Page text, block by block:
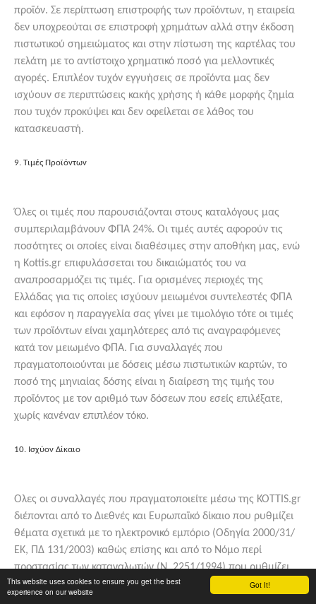
Got It!
This website uses cookies to ensure you get the best
experience on our website
προϊόν. Σε περίπτωση επιστροφής των προϊόντων, η εταιρεία
δεν υποχρεούται σε επιστροφή χρημάτων αλλά στην έκδοση
πιστωτικού σημειώματος και στην πίστωση της καρτέλας του
πελάτη με το αντίστοιχο χρηματικό ποσό για μελλοντικές
αγορές. Επιπλέον τυχόν εγγυήσεις σε προϊόντα μας δεν
ισχύουν σε περιπτώσεις κακής χρήσης ή κάθε μορφής ζημία
που τυχόν προκύψει και δεν οφείλεται σε λάθος του
κατασκευαστή.
9. Τιμές Προϊόντων
Όλες οι τιμές που παρουσιάζονται στους καταλόγους μας
συμπεριλαμβάνουν ΦΠΑ 24%. Οι τιμές αυτές αφορούν τις
ποσότητες οι οποίες είναι διαθέσιμες στην αποθήκη μας, ενώ
η Kottis.gr επιφυλάσσεται του δικαιώματός του να
αναπροσαρμόζει τις τιμές. Για ορισμένες περιοχές της
Ελλάδας για τις οποίες ισχύουν μειωμένοι συντελεστές ΦΠΑ
και εφόσον η παραγγελία σας γίνει με τιμολόγιο τότε οι τιμές
των προϊόντων είναι χαμηλότερες από τις αναγραφόμενες
κατά τον μειωμένο ΦΠΑ. Για συναλλαγές που
πραγματοποιούνται με δόσεις μέσω πιστωτικών καρτών, το
ποσό της μηνιαίας δόσης είναι η διαίρεση της τιμής του
προϊόντος με τον αριθμό των δόσεων που εσείς επιλέξατε,
χωρίς κανέναν επιπλέον τόκο.
10. Ισχύον Δίκαιο
Oλες οι συναλλαγές που πραγματοποιείτε μέσω της KOTTIS.gr
διέπονται από το Διεθνές και Ευρωπαϊκό δίκαιο που ρυθμίζει
θέματα σχετικά με το ηλεκτρονικό εμπόριο (Οδηγία 2000/31/
ΕΚ, ΠΔ 131/2003) καθώς επίσης και από το Νόμο περί
προστασίας των καταναλωτών (Ν. 2251/1994) που ρυθμίζει
θέματα σχετικά με τις πωλήσεις από απόσταση.